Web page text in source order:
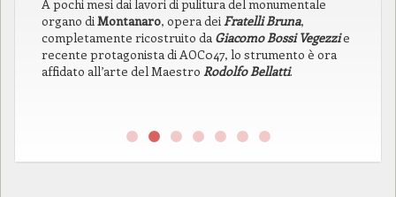
A pochi mesi dai lavori di pulitura del monumentale
organo diMontanaro, opera deiFratelli Bruna,
completamente ricostruito da Giacomo Bossi Vegezzie
recente protagonista di AOC047, lo strumento è ora
affidato all’arte del Maestro Rodolfo Bellatti.